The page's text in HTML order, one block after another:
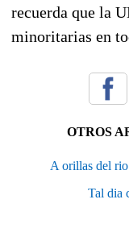
recuerda que la
minoritarias en
OTROS
A orillas del
Tal dia